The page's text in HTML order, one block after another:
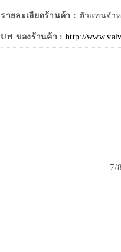
รายละเอียดร้านค้า : ตัวแทนจำ
Url ของร้านค้า : http://
7/